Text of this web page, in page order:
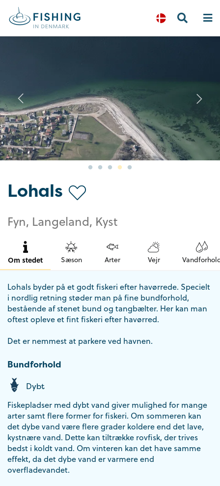
Previous
Lohals
Fyn, Langeland, Kyst
Om stedet Sæson Arter Vejr
Lohals byder på et godt fiskeri efter havørrede. Specielt
i nordlig retning støder man på fine bundforhold,
bestående af stenet bund og tangbælter. Her kan man
oftest opleve et fint fiskeri efter havørred.
Det er nemmest at parkere ved havnen.
Bundforhold
Dybt
Fiskepladser med dybt vand giver mulighed for mange
arter samt flere former for fiskeri. Om sommeren kan
det dybe vand være flere grader koldere end det lave,
kystnære vand. Dette kan tiltrække rovfisk, der trives
bedst i koldt vand. Om vinteren kan det have samme
effekt, da det dybe vand er varmere end
overfladevandet.